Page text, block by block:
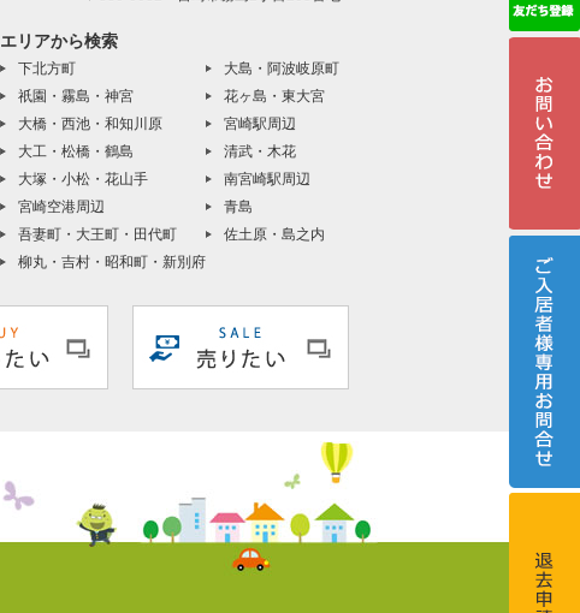
エリアから検索
下北方町
祇園・霧島・神宮
大橋・西池・和知川原
大工・松橋・鶴島
大塚・小松・花山手
宮崎空港周辺
吾妻町・大王町・田代町
柳丸・吉村・昭和町・新別府
大島・阿波岐原町
花ヶ島・東大宮
宮崎駅周辺
清武・木花
南宮崎駅周辺
青島
佐土原・島之内